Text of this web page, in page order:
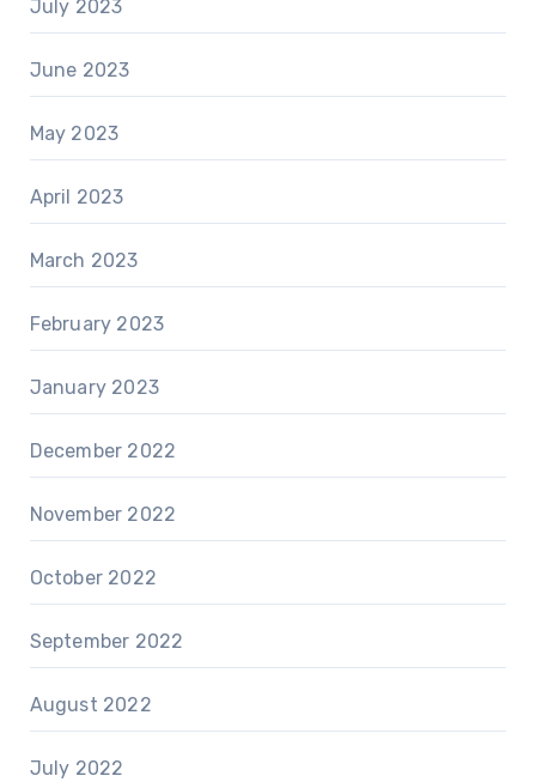
July 2023
June 2023
May 2023
April 2023
March 2023
February 2023
January 2023
December 2022
November 2022
October 2022
September 2022
August 2022
July 2022